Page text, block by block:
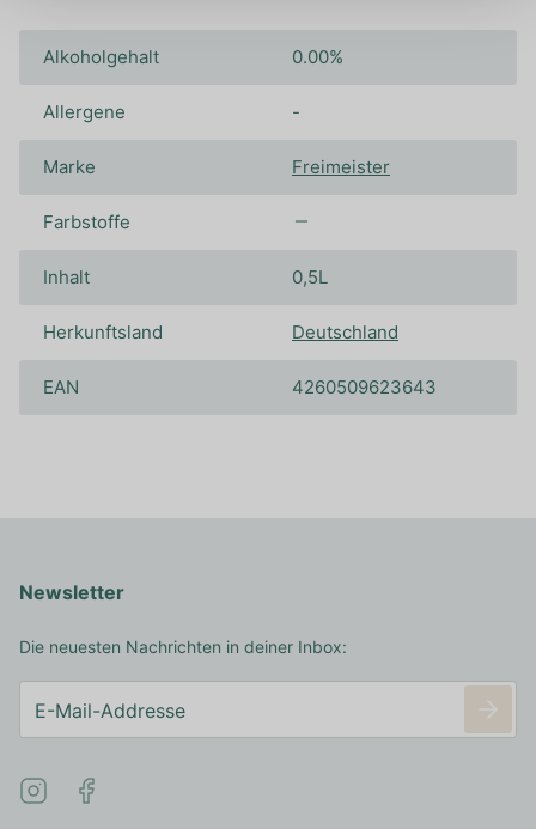
Alkoholgehalt 0.00%
Allergene -
Marke Freimeister
Farbstoffe
Inhalt 0,5L
Herkunftsland Deutschland
EAN 4260509623643
Newsletter
Die neuesten Nachrichten in deiner Inbox: